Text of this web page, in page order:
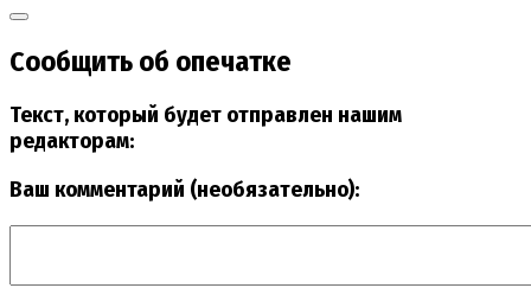
Сообщить об опечатке
Текст, который будет отправлен нашим
редакторам:
Ваш комментарий (необязательно):